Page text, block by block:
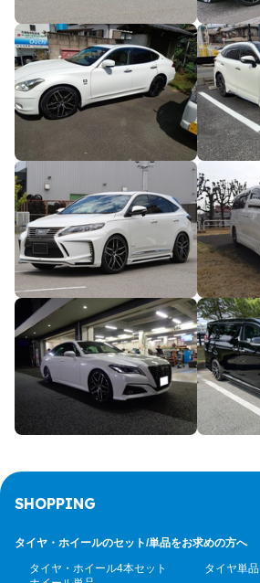
SHOPPING
タイヤ・ホイールのセット/単品をお求めの方へ
タイヤ・ホイール4本セット
タイヤ単品